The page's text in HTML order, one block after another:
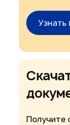
Узнать
Получите